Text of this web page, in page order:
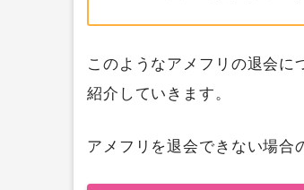
このようなアメフリの退会に
紹介していきます。
アメフリを退会できない場合